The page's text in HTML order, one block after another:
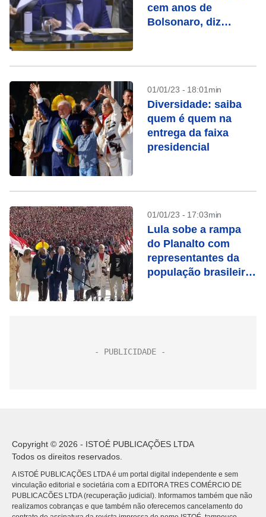
cem anos de
Bolsonaro, diz
01/01/23 - 18:01min
Diversidade: saiba
quem é quem na
entrega da faixa
presidencial
01/01/23 - 17:03min
Lula sobe a rampa
do Planalto com
representantes da
população brasileira
Copyright © 2026 - ISTOÉ PUBLICAÇÕES LTDA
Todos os direitos reservados.
A ISTOÉ PUBLICAÇÕES LTDA é um portal digital independente e sem
vinculação editorial e societária com a EDITORA TRES COMÉRCIO DE
PUBLICACÕES LTDA (recuperação judicial). Informamos também que não
realizamos cobranças e que também não oferecemos cancelamento do